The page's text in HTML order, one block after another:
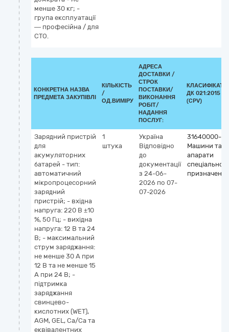
менше 30 кг; -
група експлуатації
— професійна / для
СТО.
КОНКРЕТНА НАЗВА
ПРЕДМЕТА ЗАКУПІВЛІ
КІЛЬКІСТЬ
/
ОД.ВИМІРУ
АДРЕСА
ДОСТАВКИ /
СТРОК
ПОСТАВКИ/
ВИКОНАННЯ
РОБІТ/
НАДАННЯ
ПОСЛУГ:
ДК 021:2015
(CPV)
Зарядний пристрій
для
акумуляторних
батарей - тип:
автоматичний
мікропроцесорний
зарядний
пристрій; - вхідна
напруга: 220 В ±10
%, 50 Гц; - вихідна
напруга: 12 В та 24
В; - максимальний
струм заряджання:
не менше 30 А при
12 В та не менше 15
А при 24 В; -
підтримка
заряджання
свинцево-
кислотних (WET),
AGM, GEL, Ca/Ca та
еквівалентних
1
штука
Україна
Відповідно
до
документації
з 24-06-
2026 по 07-
07-2026
31640000-4
Машини та
апарати
призначення